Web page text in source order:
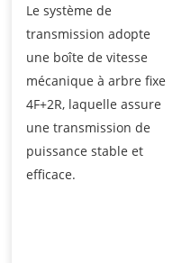
Le système de
transmission adopte
une boîte de vitesse
mécanique à arbre fixe
4F+2R, laquelle assure
une transmission de
puissance stable et
efficace.